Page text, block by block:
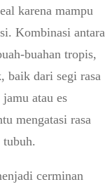
karena mampu
Kombinasi antara
buahan tropis,
baik dari segi rasa
atau es
mengatasi rasa
tubuh.
cerminan